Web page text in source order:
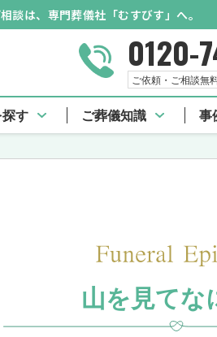
談は、専門葬儀社「むすびす」へ。
0120-
ご依頼・ご相談無
す ご葬儀知識 事
山を見てな